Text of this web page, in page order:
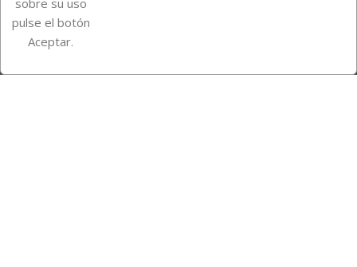
InstagramTikTok
sobre su uso
pulse el botón
Aceptar.